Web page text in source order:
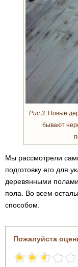
Рис.3. Новые
бывают
Мы рассмотрели
подготовку его для
деревянными
пола. Во всем
способом.
Пожалуйста